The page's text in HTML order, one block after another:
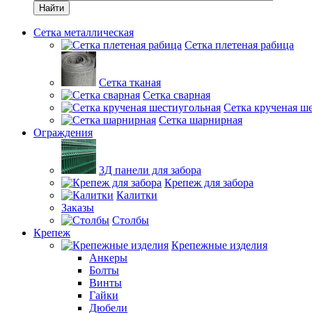
Найти
Сетка металлическая
Сетка плетеная рабица
Сетка тканая
Сетка сварная
Сетка крученая
Сетка шарнирная
Ограждения
3Д панели для забора
Крепеж для забора
Калитки
Заказы
Столбы
Крепеж
Крепежные изделия
Анкеры
Болты
Винты
Гайки
Дюбели